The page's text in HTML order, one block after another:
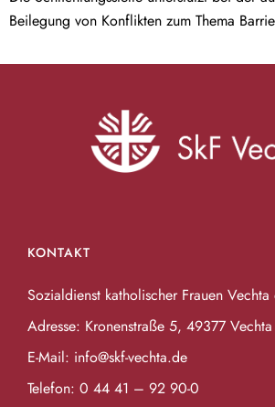
Beilegung von Konflikten zum Thema
KONTAKT
Sozialdienst katholischer Frauen Vechta
Adresse: Kronenstraße 5, 49377 Vechta
E-Mail: info@skf-vechta.de
Telefon: 0 44 41 – 92 90-0